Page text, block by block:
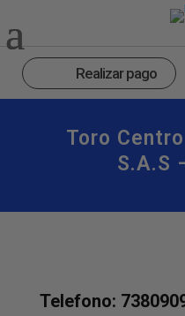
Realizar pago
Toro
S.a.s
Telefono: